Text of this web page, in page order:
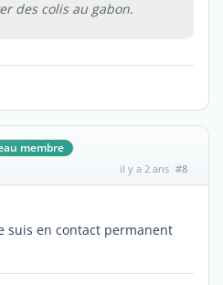
des colis au gabon.
membre
il y a 2 ans #8
suis en contact permanent